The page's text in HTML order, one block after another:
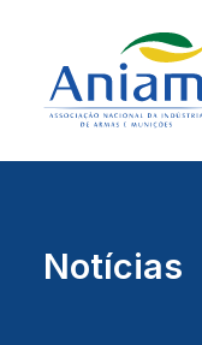
Notícias